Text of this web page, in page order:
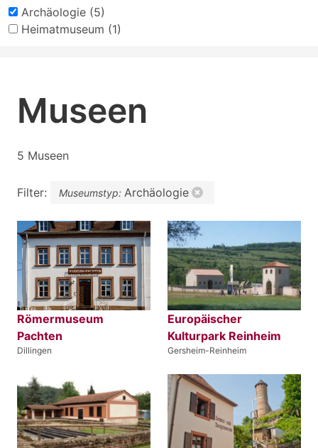
Archäologie (5)
Heimatmuseum (1)
Museen
5 Museen
Filter: Museumstyp: Archäologie
Römermuseum
Pachten
Dillingen
Europäischer
Kulturpark Reinheim
Gersheim-Reinheim